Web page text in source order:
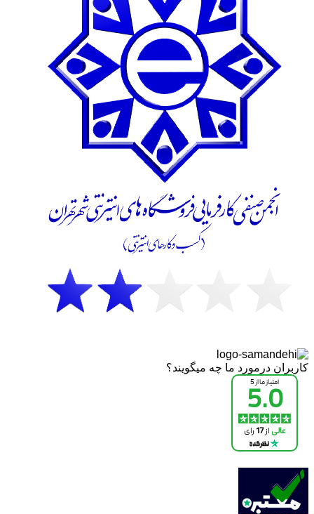
کاربران درمورد ما چه میگویند؟